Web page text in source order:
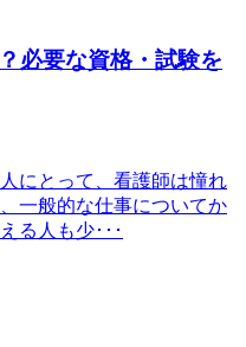
必要な資格・試験を
にとって、看護師は憧れ
一般的な仕事についてか
る人も少･･･